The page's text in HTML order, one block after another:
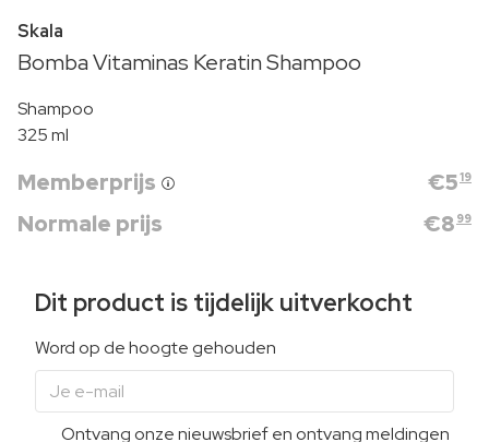
Skala
Bomba Vitaminas Keratin Shampoo
Shampoo
325 ml
Memberprijs €519
Normale prijs €8 99
Dit product is tijdelijk uitverkocht
Word op de hoogte gehouden
Ontvang onze nieuwsbrief en ontvang meldingen